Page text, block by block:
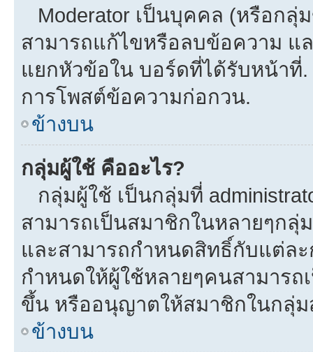
Moderator เป็นบุคคล (หรือก
สามารถแก้ไขหรือลบข้อความ แ
แยกหัวข้อใน บอร์ดที่ได้รับหน้าที่.
การโพสต์ข้อความก่อกวน.
ข้างบน
กลุ่มผู้ใช้ คืออะไร?
กลุ่มผู้ใช้ เป็นกลุ่มที่
สามารถเป็นสมาชิกในหลายๆก
และสามารถกำหนดสิทธิ์กับแต่ละ
กำหนดให้ผู้ใช้หลายๆคนสามารถ
ขึ้น หรืออนุญาตให้สมาชิกในกลุ่ม
ข้างบน